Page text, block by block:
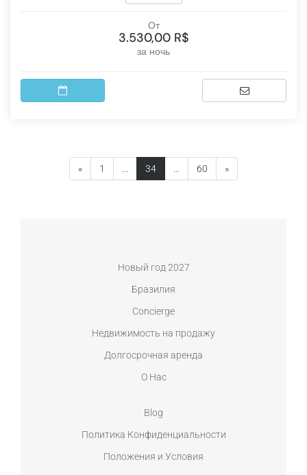
От
3.530,00 R$
за ночь
« 1 34(current) 60 »
Новый год 2027
Бразилия
Concierge
Недвижимость на продажу
Долгосрочная аренда
О Нас
Blog
Политика Конфиденциальности
Положения и Условия